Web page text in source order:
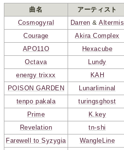
曲名
アーティスト
Cosmogyral
Darren &Altermis
Courage
Akira Complex
APO11O
Hexacube
Octava
Lundy
energy trixxx
KAH
POISON GARDEN
Lunarliminal
tenpo pakala
turingsghost
Prime
K.key
Revelation
tn-shi
Farewell to Syzygia
WangleLine